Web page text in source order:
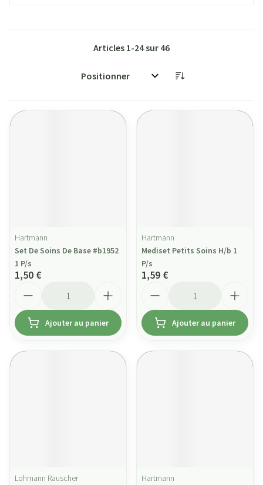
Articles 1-24sur 46
Trier par:
Hartmann
Set De Soins De Base #b1952
1 P/s
1,50 €
Ajouter au panier
Hartmann
Mediset Petits Soins H/b 1
P/s
1,59 €
Ajouter au panier
Lohmann Rauscher
Hartmann